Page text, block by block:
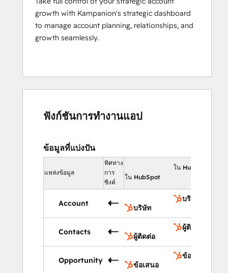
growth with Kampanion's strategic dashboard
to manage account planning, relationships, and
growth seamlessly.
ฟังก์ชันการทำงานแอป
ข้อมูลที่แบ่งปัน
แหล่งข้อมูล
ทิศทาง
การ
ซิงค์
ใน HubSpot
ใน HubSpot
Account
บริษัท
บริษัท
Contacts
ผู้ติดต่อ
ผู้ติดต่อ
Opportunity
ข้อเสนอ
ข้อเสนอ